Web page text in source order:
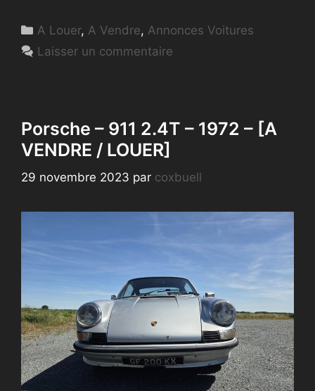
Catégories
A Louer, A Vendre, Annonces Voitures
Laisser un commentaire
Porsche – 911 2.4T – 1972 – [A
VENDRE / LOUER]
29 novembre 2023 par coxbuell